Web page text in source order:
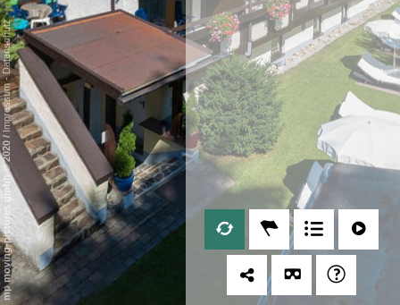
mp moving-pictures gmbh © 2020
/
Impressum
-
Datenschutz